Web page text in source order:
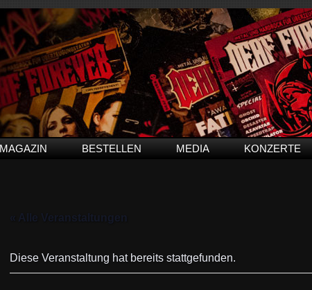
MAGAZIN BESTELLEN MEDIA KONZERTE
« Alle Veranstaltungen
Diese Veranstaltung hat bereits stattgefunden.